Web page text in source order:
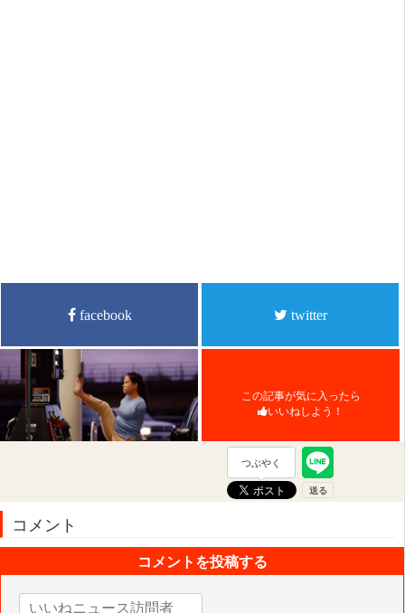
facebook twitter
この記事が気に入ったら
いいねしよう！
つぶやく
コメント
コメントを投稿する